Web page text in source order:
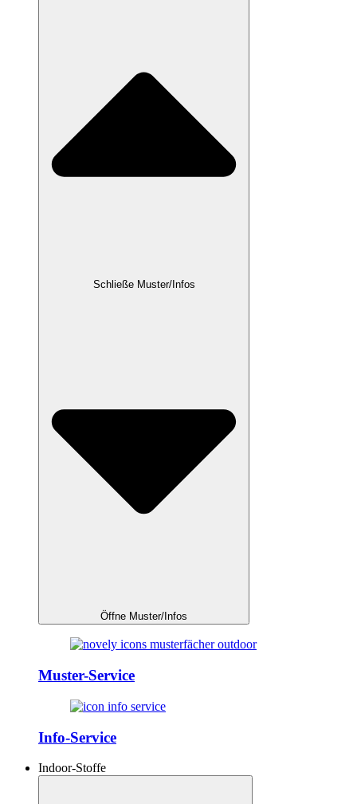
Schließe Muster/Infos
Öffne Muster/Infos
Muster-Service
Info-Service
Indoor-Stoffe